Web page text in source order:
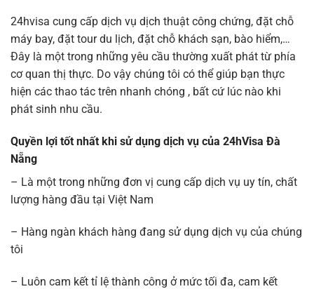
24hvisa cung cấp dịch vụ dịch thuật công chứng, đặt chỗ
máy bay, đặt tour du lịch, đặt chỗ khách sạn, bào hiểm,…
Đây là một trong những yêu cầu thường xuất phát từ phía
cơ quan thị thực. Do vậy chúng tôi có thể giúp bạn thực
hiện các thao tác trên nhanh chóng , bất cứ lúc nào khi
phát sinh nhu cầu.
Quyền lợi tốt nhất khi sử dụng dịch vụ của 24hVisa Đà
Nẵng
– Là một trong những đơn vị cung cấp dịch vụ uy tín, chất
lượng hàng đầu tại Việt Nam
– Hàng ngàn khách hàng đang sử dụng dịch vụ của chúng
tôi
– Luôn cam kết tỉ lệ thành công ở mức tối đa, cam kết